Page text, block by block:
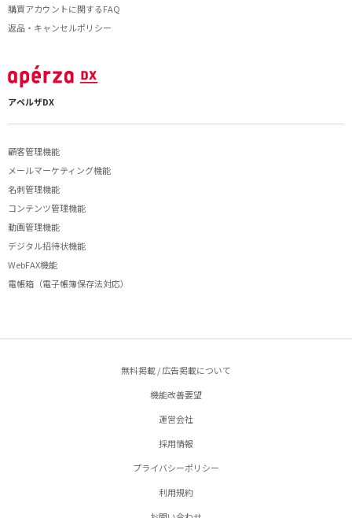
購買アカウントに関するFAQ
返品・キャンセルポリシー
アペルザDX
顧客管理機能
メールマーケティング機能
名刺管理機能
コンテンツ管理機能
動画管理機能
デジタル招待状機能
WebFAX機能
電帳箱（電子帳簿保存法対応）
無料掲載 / 広告掲載について
機能改善要望
運営会社
採用情報
プライバシーポリシー
利用規約